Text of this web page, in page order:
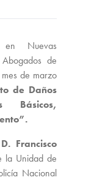
en Nuevas
de
de marzo
de Daños
Básicos,
Francisco
la Unidad de
Nacional